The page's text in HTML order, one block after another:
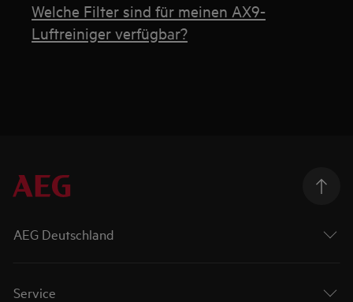
Welche Filter sind für meinen AX9-
Luftreiniger verfügbar?
AEG Deutschland
Service